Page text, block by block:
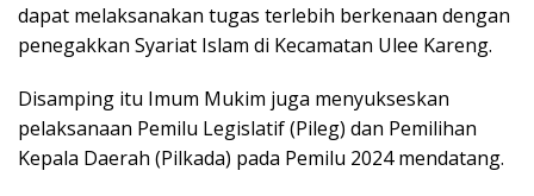
dapat melaksanakan tugas terlebih berkenaan dengan
penegakkan Syariat Islam di Kecamatan Ulee Kareng.
Disamping itu Imum Mukim juga menyukseskan
pelaksanaan Pemilu Legislatif (Pileg) dan Pemilihan
Kepala Daerah (Pilkada) pada Pemilu 2024 mendatang.